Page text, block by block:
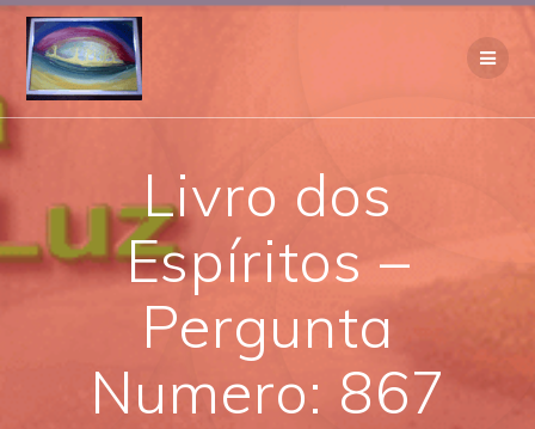
Skip
Livro dos
Espíritos –
Pergunta
Numero: 867